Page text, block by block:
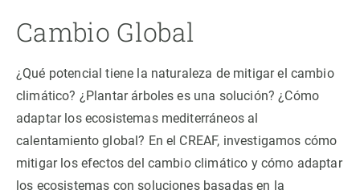
de
navegación
Cambio Global
¿Qué potencial tiene la naturaleza de mitigar el cambio
climático? ¿Plantar árboles es una solución? ¿Cómo
adaptar los ecosistemas mediterráneos al
calentamiento global? En el CREAF, investigamos cómo
mitigar los efectos del cambio climático y cómo adaptar
los ecosistemas con soluciones basadas en la
Featured
responsive
Responsive
menu
SOBRE NOSOTROS
INVESTIGACIÓN